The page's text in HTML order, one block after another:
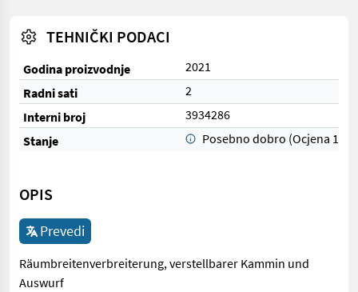
TEHNIČKI PODACI
Godina proizvodnje
2021
Radni sati
2
Interni broj
3934286
Stanje
Posebno dobro (Ocjena 1)
OPIS
Prevedi
Räumbreitenverbreiterung, verstellbarer Kammin und
Auswurf